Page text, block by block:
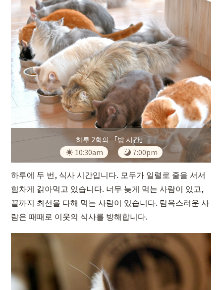
하루 2회의 「밥 시간」
10:30am
7:00pm
하루에 두 번, 식사 시간입니다. 모두가 일렬로 줄을 서서
힘차게 갉아먹고 있습니다. 너무 늦게 먹는 사람이 있고,
끝까지 최선을 다해 먹는 사람이 있습니다. 탐욕스러운 사
람은 때때로 이웃의 식사를 방해합니다.